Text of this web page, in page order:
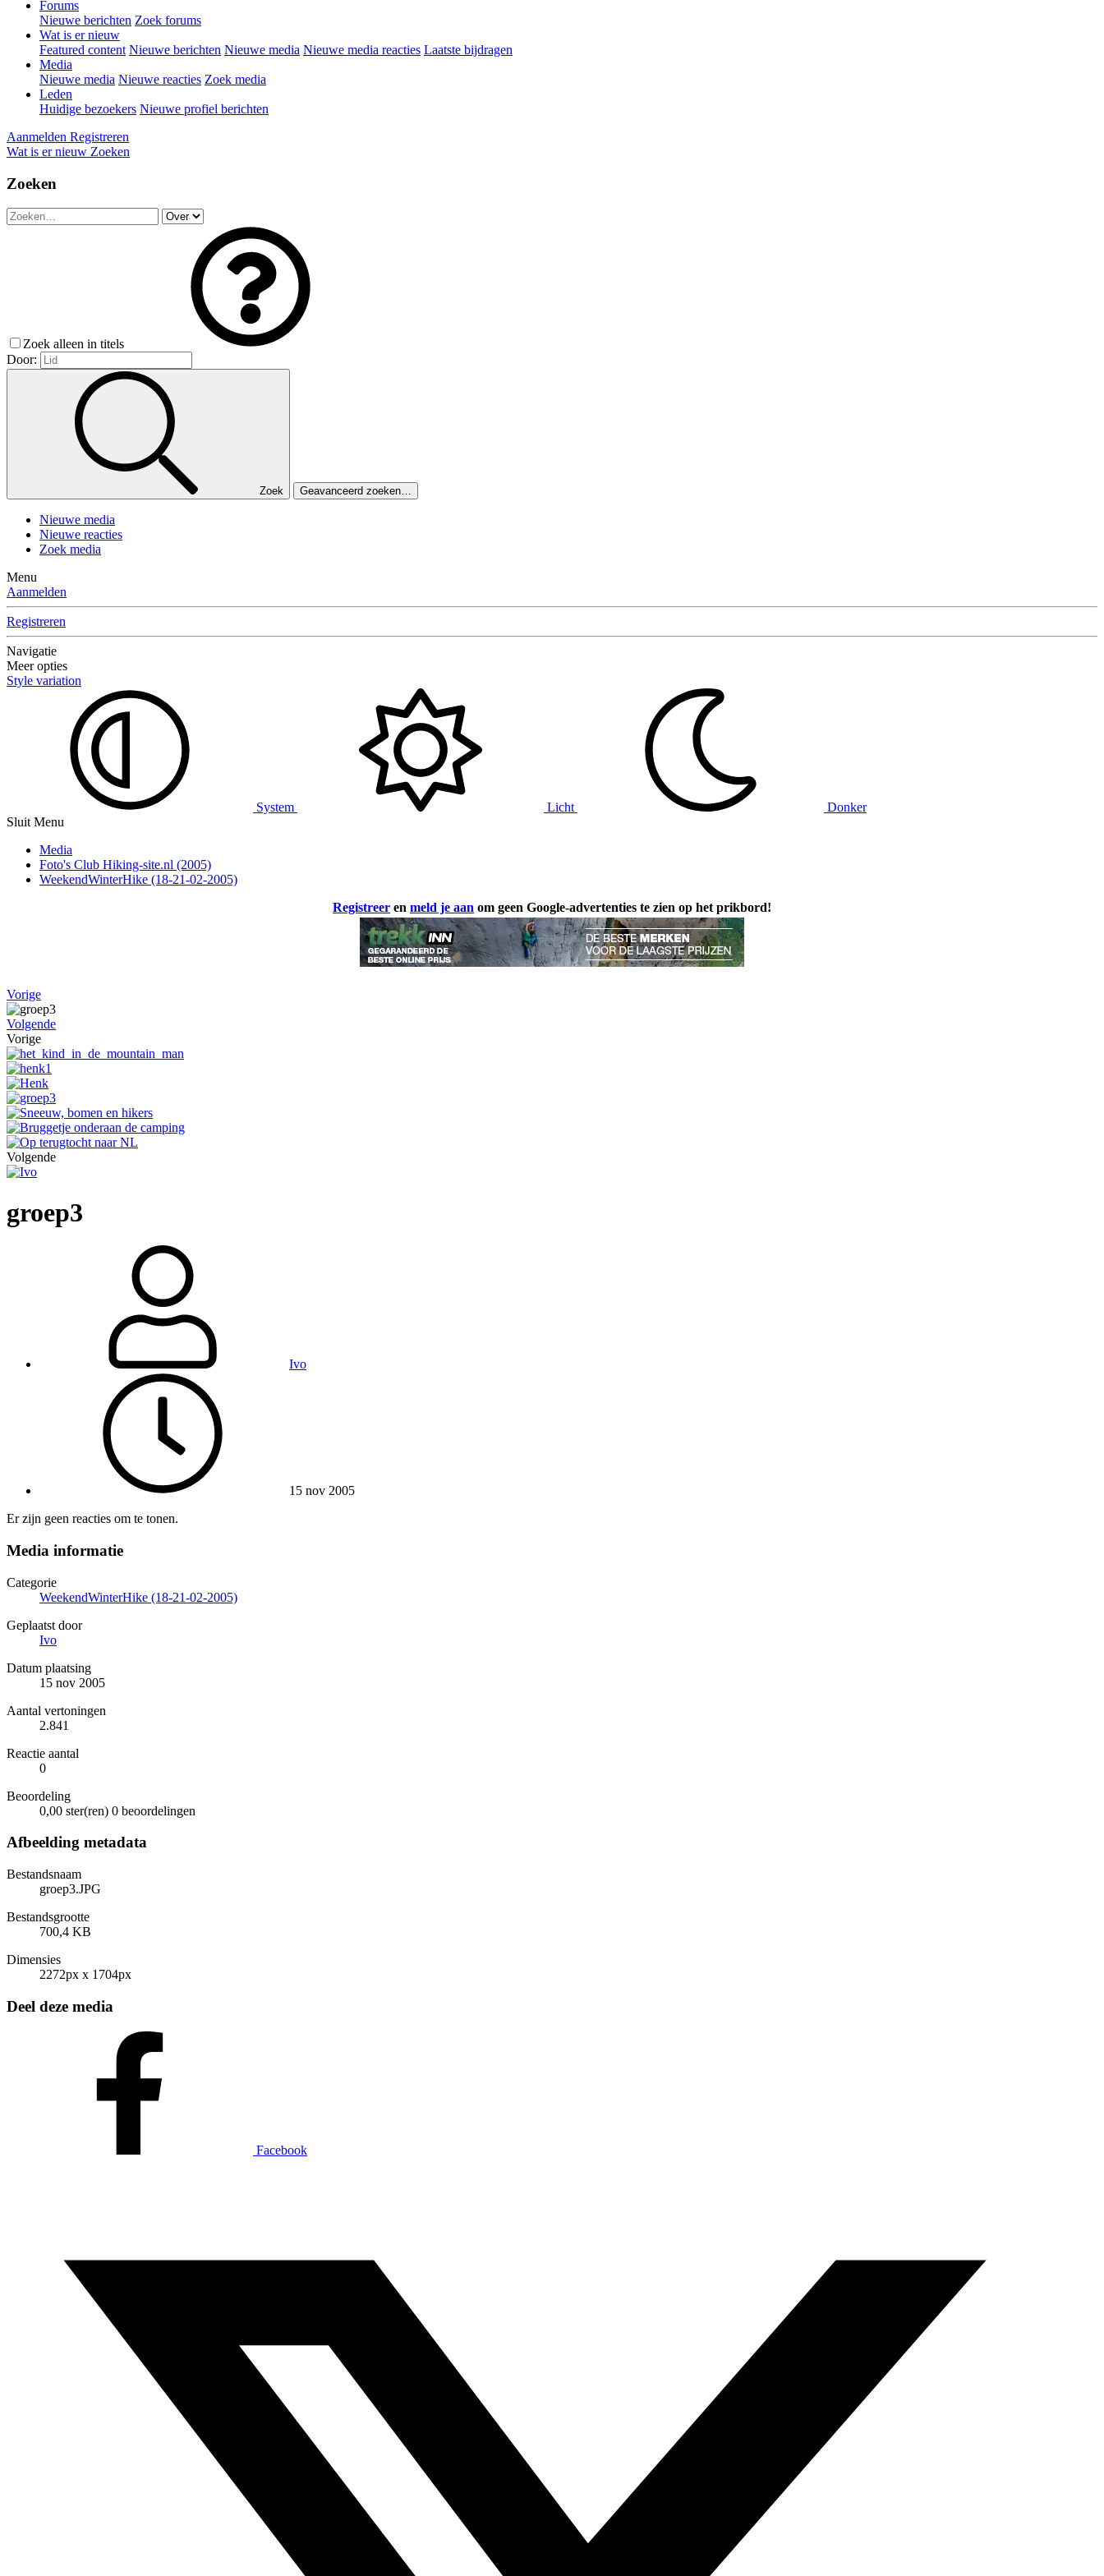
Forums
Nieuwe berichten Zoek forums
Wat is er nieuw
Featured content Nieuwe berichten Nieuwe media Nieuwe media reacties Laatste bijdragen
Media
Nieuwe media Nieuwe reacties Zoek media
Leden
Huidige bezoekers Nieuwe profiel berichten
Aanmelden Registreren
Wat is er nieuw Zoeken
Zoeken
Zoek alleen in titels
Door:
Zoek Geavanceerd zoeken…
Nieuwe media
Nieuwe reacties
Zoek media
Menu
Aanmelden
Registreren
Navigatie
Meer opties
Style variation
System Licht
Donker
Sluit Menu
Media
Foto's Club Hiking-site.nl (2005)
WeekendWinterHike (18-21-02-2005)
Registreer en meld je aan om geen Google-advertenties te zien op het prikbord!
Vorige
Volgende
Vorige
Volgende
groep3
Ivo
15 nov 2005
Er zijn geen reacties om te tonen.
Media informatie
Categorie
WeekendWinterHike (18-21-02-2005)
Geplaatst door
Ivo
Datum plaatsing
15 nov 2005
Aantal vertoningen
2.841
Reactie aantal
0
Beoordeling
0,00 ster(ren) 0 beoordelingen
Afbeelding metadata
Bestandsnaam
groep3.JPG
Bestandsgrootte
700,4 KB
Dimensies
2272px x 1704px
Deel deze media
Facebook